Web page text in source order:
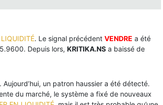
LIQUIDITÉ. Le signal précédent VENDRE a été
Depuis lors, KRITIKA.NS a baissé de
un patron haussier a été détecté.
du marché, le système a fixé de nouveaux